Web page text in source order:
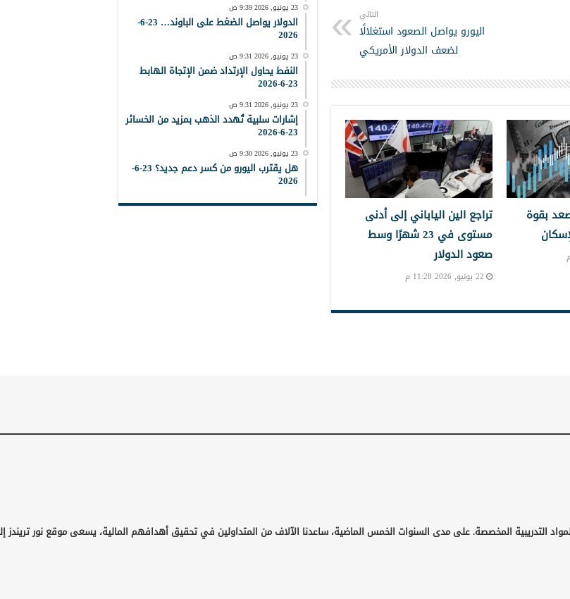
التالي
اليورو يواصل الصعود استغلالًا
لضعف الدولار الأمريكي
بقوة
تراجع الين الياباني إلى أدنى
مستوى في 23 شهرًا وسط
صعود الدولار
22 يونيو, 2026 11:28 م
23 يونيو, 2026 9:39 ص
الدولار يواصل الضغط على الباوند… 23-6-
2026
23 يونيو, 2026 9:31 ص
النفط يحاول الإرتداد ضمن الإتجاة الهابط
23-6-2026
23 يونيو, 2026 9:31 ص
إشارات سلبية تُهدد الذهب بمزيد من الخسائر
23-6-2026
23 يونيو, 2026 9:30 ص
هل يقترب اليورو من كسر دعم جديد؟ 23-6-
2026
التدريبية المخصصة. على مدى السنوات الخمس الماضية، ساعدنا الآلاف من المتداولين في تحقيق أهدافهم المالية، يسعى موقع نور تريندز